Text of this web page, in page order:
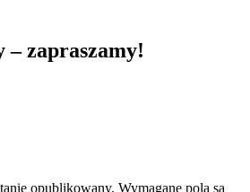
zapraszamy!
opublikowany. Wymagane pola są